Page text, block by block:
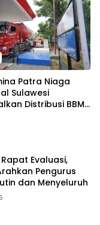
Sulawesi
Patra Niaga
Sulawesi
Distribusi BBM
Rapat Evaluasi,
Pengurus
dan Menyeluruh